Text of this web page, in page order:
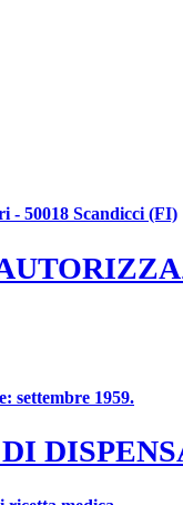
- 50018 Scandicci (FI)
settembre 1959.